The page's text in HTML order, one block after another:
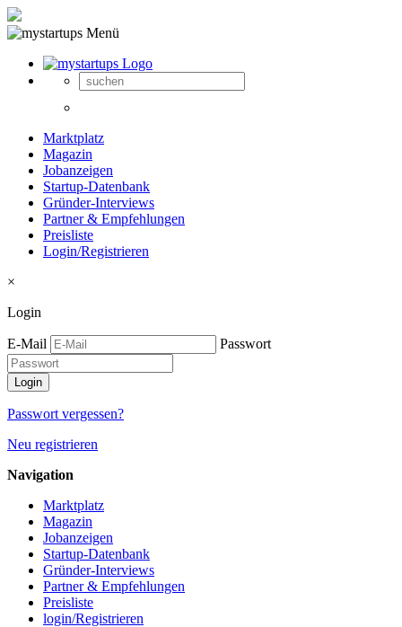
Marktplatz
Magazin
Jobanzeigen
Startup-Datenbank
Gründer-Interviews
Partner & Empfehlungen
Preisliste
Login/Registrieren
×
Login
E-Mail Passwort
Passwort vergessen?
Neu registrieren
Navigation
Marktplatz
Magazin
Jobanzeigen
Startup-Datenbank
Gründer-Interviews
Partner & Empfehlungen
Preisliste
login/Registrieren